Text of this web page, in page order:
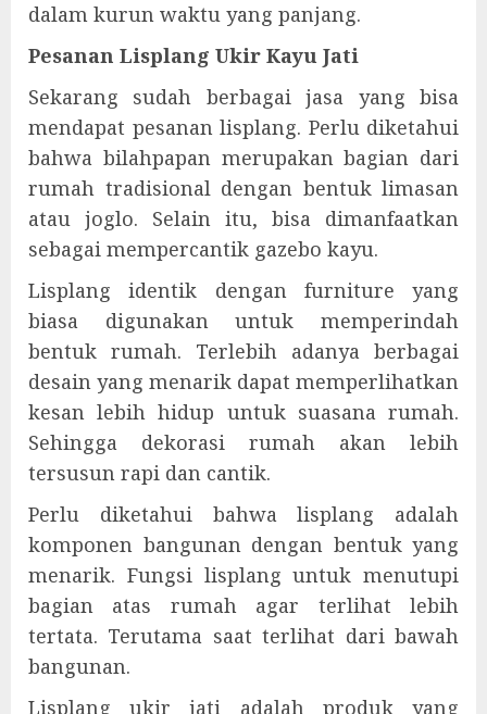
dalam kurun waktu yang panjang.
Pesanan Lisplang Ukir Kayu Jati
Sekarang sudah berbagai jasa yang bisa
mendapat pesanan lisplang. Perlu diketahui
bahwa bilahpapan merupakan bagian dari
rumah tradisional dengan bentuk limasan
atau joglo. Selain itu, bisa dimanfaatkan
sebagai mempercantik gazebo kayu.
Lisplang identik dengan furniture yang
biasa digunakan untuk memperindah
bentuk rumah. Terlebih adanya berbagai
desain yang menarik dapat memperlihatkan
kesan lebih hidup untuk suasana rumah.
Sehingga dekorasi rumah akan lebih
tersusun rapi dan cantik.
Perlu diketahui bahwa lisplang adalah
komponen bangunan dengan bentuk yang
menarik. Fungsi lisplang untuk menutupi
bagian atas rumah agar terlihat lebih
tertata. Terutama saat terlihat dari bawah
bangunan.
Lisplang ukir jati adalah produk yang